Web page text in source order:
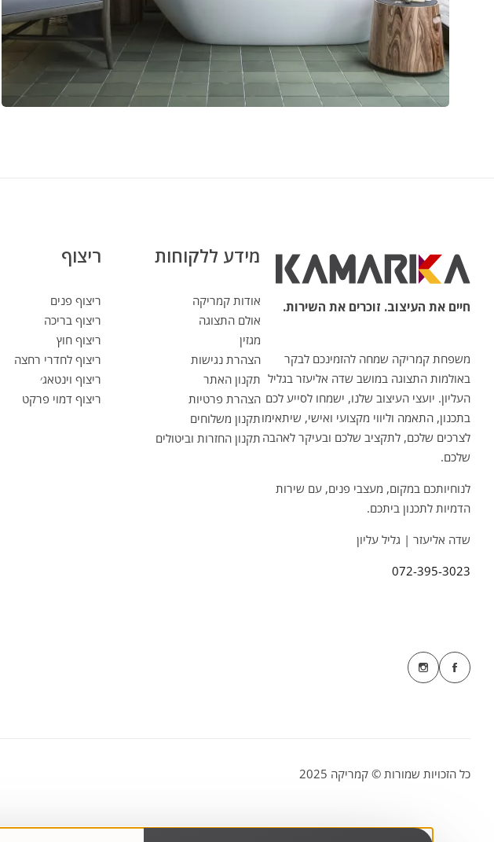
חיים את העיצוב. זוכרים את השירות.
משפחת קמריקה שמחה להזמינכם לבקר
באולמות התצוגה במושב שדה אליעזר בגליל
העליון. יועצי העיצוב שלנו, ישמחו לסייע לכם
בתכנון, התאמה וליווי מקצועי ואישי, שיתאימו
לצרכים שלכם, לתקציב שלכם ובעיקר לאהבה
שלכם.
לנוחיותכם במקום, מעצבי פנים, עם שירות
הדמיות לתכנון ביתכם.
שדה אליעזר | גליל עליון
072-395-3023
מידע ללקוחות
אודות קמריקה
אולם התצוגה
מגזין
הצהרת נגישות
תקנון האתר
הצהרת פרטיות
תקנון משלוחים
תקנון החזרות וביטולים
ריצוף
ריצוף פנים
ריצוף בריכה
ריצוף חוץ
ריצוף לחדרי רחצה
ריצוף וינטאג׳
ריצוף דמוי פרקט
כל הזכויות שמורות © קמריקה 2025